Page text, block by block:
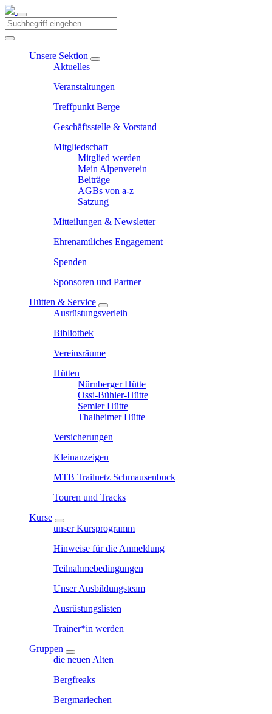
Unsere Sektion
Aktuelles
Veranstaltungen
Treffpunkt Berge
Geschäftsstelle & Vorstand
Mitgliedschaft
Mitglied werden
Mein Alpenverein
Beiträge
AGBs von a-z
Satzung
Mitteilungen & Newsletter
Ehrenamtliches Engagement
Spenden
Sponsoren und Partner
Hütten & Service
Ausrüstungsverleih
Bibliothek
Vereinsräume
Hütten
Nürnberger Hütte
Ossi-Bühler-Hütte
Semler Hütte
Thalheimer Hütte
Versicherungen
Kleinanzeigen
MTB Trailnetz Schmausenbuck
Touren und Tracks
Kurse
unser Kursprogramm
Hinweise für die Anmeldung
Teilnahmebedingungen
Unser Ausbildungsteam
Ausrüstungslisten
Trainer*in werden
Gruppen
die neuen Alten
Bergfreaks
Bergmariechen